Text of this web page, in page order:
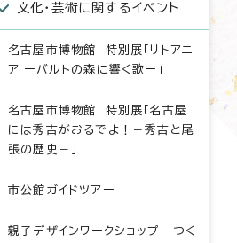
文化・芸術に関するイベント
名古屋市博物館 特別展「リトアニ
ア ーバルトの森に響く歌ー」
名古屋市博物館 特別展「名古屋
には秀吉がおるでよ！－秀吉と尾
張の歴史－」
市公館ガイドツアー
親子デザインワークショップ つく